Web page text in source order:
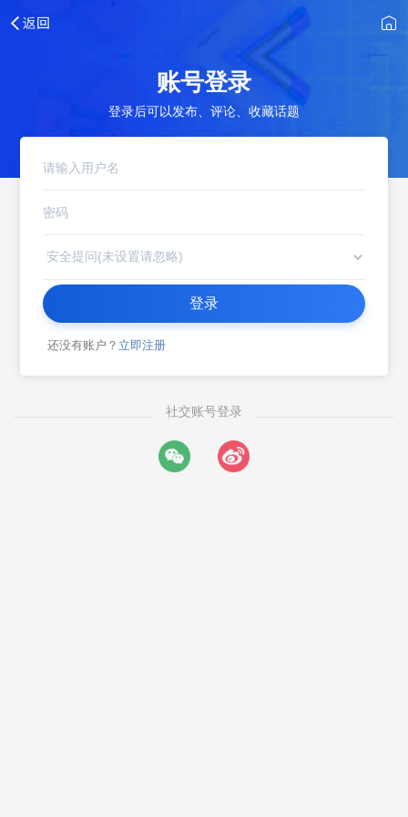
账号登录
登录后可以发布、评论、收藏话题
登录
还没有账户？ 立即注册
社交账号登录